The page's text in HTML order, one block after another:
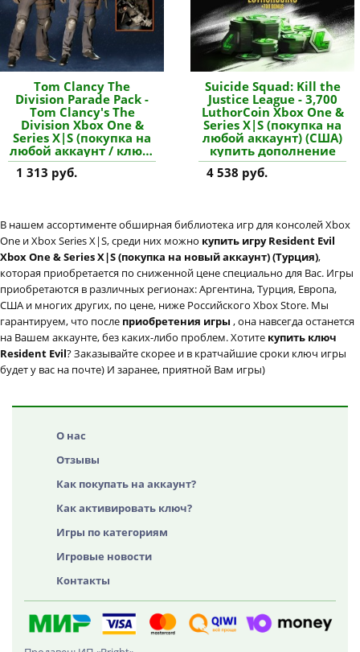
Tom Clancy The
Division Parade Pack -
Tom Clancy's The
Division Xbox One &
Series X|S (покупка на
любой аккаунт / ключ)
(США) купить
дополнение
1 313 руб.
Suicide Squad: Kill the
Justice League - 3,700
LuthorCoin Xbox One &
Series X|S (покупка на
любой аккаунт) (США)
купить дополнение
4 538 руб.
В нашем ассортименте обширная библиотека игр для консолей Xbox
One и Xbox Series X|S, среди них можно купить игру Resident Evil
Xbox One & Series X|S (покупка на новый аккаунт) (Турция),
которая приобретается по сниженной цене специально для Вас. Игры
приобретаются в различных регионах: Аргентина, Турция, Европа,
США и многих других, по цене, ниже Российского Xbox Store. Мы
гарантируем, что после приобретения игры , она навсегда останется
на Вашем аккаунте, без каких-либо проблем. Хотите купить ключ
Resident Evil? Заказывайте скорее и в кратчайшие сроки ключ игры
будет у вас на почте) И заранее, приятной Вам игры)
О нас
Отзывы
Как покупать на аккаунт?
Как активировать ключ?
Игры по категориям
Игровые новости
Контакты